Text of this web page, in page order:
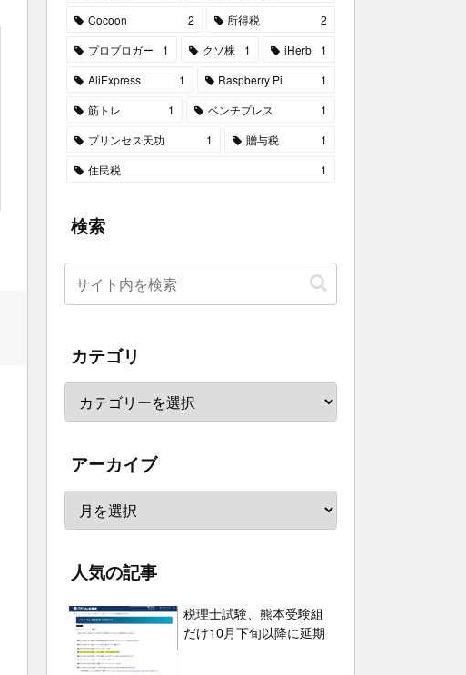
Cocoon
2 所得税
2
プロブロガー
1 クソ株 1 iHerb
1
AliExpress
1 Raspberry Pi
1
筋トレ
1 ベンチプレス
1
プリンセス天功
1 贈与税
1
住民税
1
検索
カテゴリ
アーカイブ
人気の記事
税理士試験、熊本受験組
だけ10月下旬以降に延期